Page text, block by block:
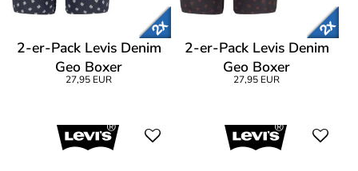
2-er-Pack Levis Denim
Geo Boxer
27,95 EUR
2-er-Pack Levis Denim
Geo Boxer
27,95 EUR